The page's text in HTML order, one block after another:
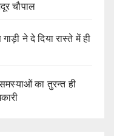
चौपाल
ने दे दिया रास्ते में ही
का तुरन्त ही